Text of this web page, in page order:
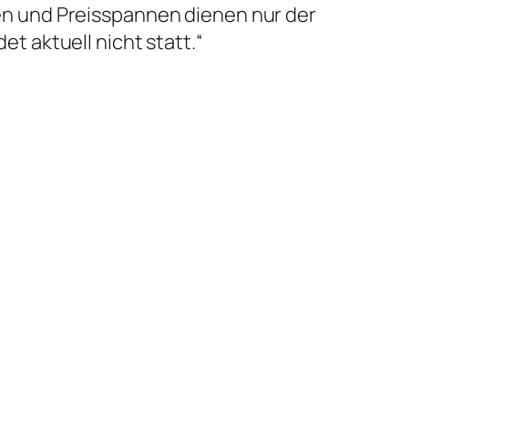
und Preisspannen dienen nur der
aktuell nicht statt.“